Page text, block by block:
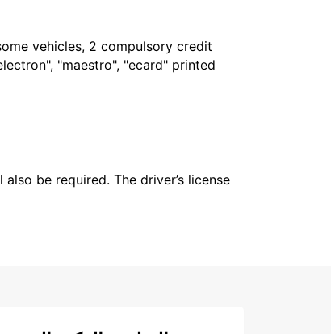
vehicles, 2 compulsory credit
"maestro", "ecard" printed
be required. The driver’s license